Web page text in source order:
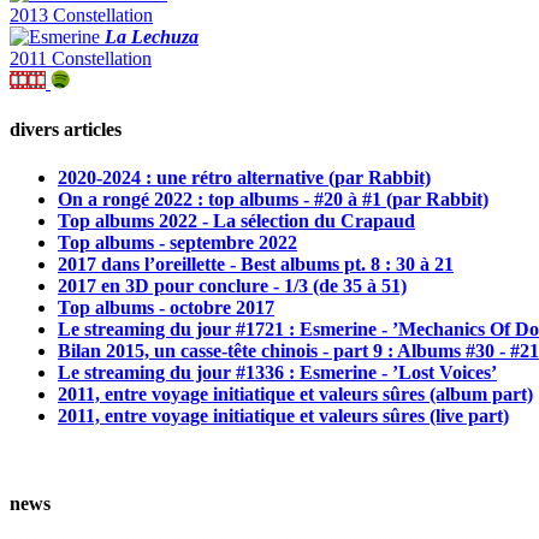
2013 Constellation
La Lechuza
2011 Constellation
divers articles
2020-2024 : une rétro alternative (par Rabbit)
On a rongé 2022 : top albums - #20 à #1 (par Rabbit)
Top albums 2022 - La sélection du Crapaud
Top albums - septembre 2022
2017 dans l’oreillette - Best albums pt. 8 : 30 à 21
2017 en 3D pour conclure - 1/3 (de 35 à 51)
Top albums - octobre 2017
Le streaming du jour #1721 : Esmerine - ’Mechanics Of
Bilan 2015, un casse-tête chinois - part 9 : Albums #30 - #21
Le streaming du jour #1336 : Esmerine - ’Lost Voices’
2011, entre voyage initiatique et valeurs sûres (album part)
2011, entre voyage initiatique et valeurs sûres (live part)
news